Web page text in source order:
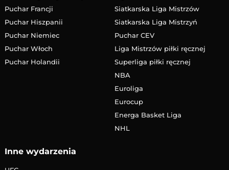
Puchar Francji
Puchar Hiszpanii
Puchar Niemiec
Puchar Włoch
Puchar Holandii
Siatkarska Liga Mistrzów
Siatkarska Liga Mistrzyń
Puchar CEV
Liga Mistrzów piłki ręcznej
Superliga piłki ręcznej
NBA
Euroliga
Eurocup
Energa Basket Liga
NHL
Inne wydarzenia